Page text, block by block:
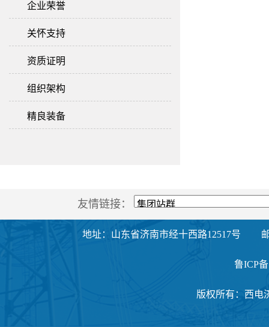
企业荣誉
关怀支持
资质证明
组织架构
精良装备
友情链接：
地址：山东省济南市经十西路12517号
鲁ICP
版权所有：西电